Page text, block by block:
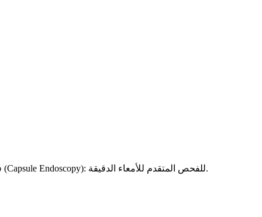
التنظير العلوي (Endoscopy): فحص المريء والمعدة والاثنا عشر. التنظير السفلي (Colonoscopy): فحص القولون والمستقيم. تنظير الكبسولة (Capsule Endoscopy): للفحص المتقدم للأمعاء الدقيقة.